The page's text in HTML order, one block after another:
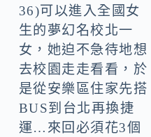
36)可以進入全國女
生的夢幻名校北一
女，她迫不急待地想
去校園走走看看，於
是從安樂區住家先搭
BUS到台北再換捷
運…來回必須花3個